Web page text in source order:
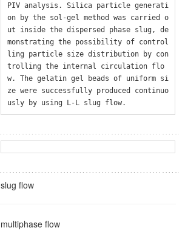
PIV analysis. Silica particle generati
on by the sol-gel method was carried o
ut inside the dispersed phase slug, de
monstrating the possibility of control
ling particle size distribution by con
trolling the internal circulation flo
w. The gelatin gel beads of uniform si
ze were successfully produced continuo
usly by using L-L slug flow.
slug flow
multiphase flow